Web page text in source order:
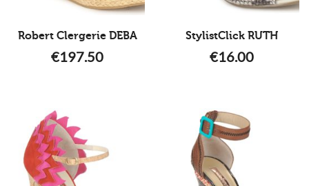
Robert Clergerie DEBA
€197.50
StylistClick RUTH
€16.00